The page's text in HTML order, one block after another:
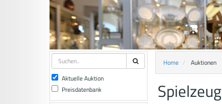
Aktuelle Auktion
Preisdatenbank
Home Auktionen
Spielzeug